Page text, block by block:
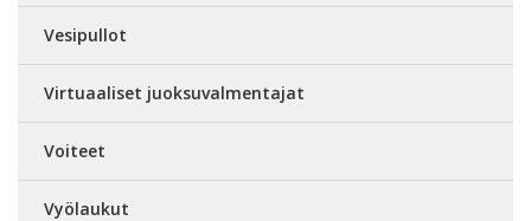
Vesipullot
Virtuaaliset juoksuvalmentajat
Voiteet
Vyölaukut